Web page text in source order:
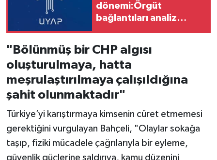
dönemi:Örgüt
bağlantıları analiz
"Bölünmüş bir CHP algısı
oluşturulmaya, hatta
meşrulaştırılmaya çalışıldığına
şahit olunmaktadır"
Türkiye’yi karıştırmaya kimsenin cüret etmemesi
gerektiğini vurgulayan Bahçeli, "Olaylar sokağa
taşıp, fiziki mücadele çağrılarıyla bir eyleme,
güvenlik güçlerine saldırıya, kamu düzenini